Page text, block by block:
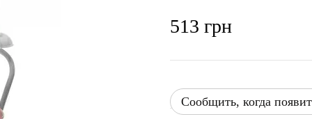
513 грн
Сообщить, когда